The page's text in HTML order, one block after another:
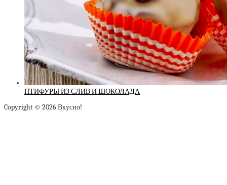
ПТИФУРЫ ИЗ СЛИВ И ШОКОЛАДА
Copyright © 2026 Вкусно!